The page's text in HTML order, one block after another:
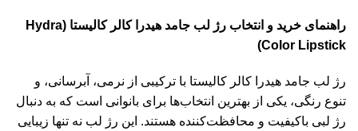
راهنمای خرید و انتخاب رژ لب جامد هیدرا کالر کالیستا (Hydra
Color Lipstick)
رژ لب جامد هیدرا کالر کالیستا با ترکیبی از نرمی، آبرسانی، و
تنوع رنگی، یکی از بهترین انتخاب‌ها برای بانوانی است که به دنبال
رژ لبی باکیفیت و محافظت‌کننده هستند. این رژ لب نه تنها زیبایی